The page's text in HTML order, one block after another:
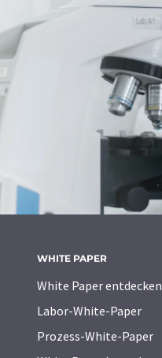
WHITE PAPER
White Paper entdecken
Labor-White-Paper
Prozess-White-Paper